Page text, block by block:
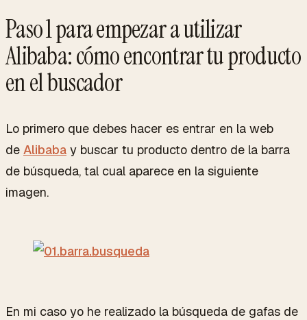
Paso 1 para empezar a utilizar
Alibaba: cómo encontrar tu producto
en el buscador
Lo primero que debes hacer es entrar en la web
de Alibaba y buscar tu producto dentro de la barra
de búsqueda, tal cual aparece en la siguiente
imagen.
En mi caso yo he realizado la búsqueda de gafas de